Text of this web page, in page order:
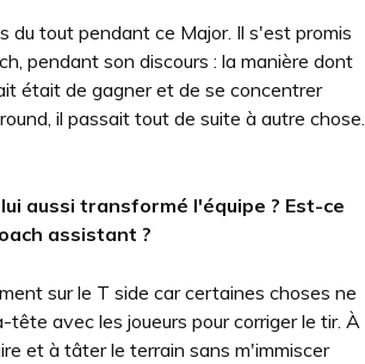
du tout pendant ce Major. Il s'est promis
pendant son discours : la manière dont
était de gagner et de se concentrer
il passait tout de suite à autre chose.
aussi transformé l'équipe ? Est-ce
assistant ?
sur le T side car certaines choses ne
avec les joueurs pour corriger le tir. À
et à tâter le terrain sans m'immiscer